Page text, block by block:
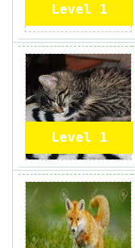
Level 1
Level 1